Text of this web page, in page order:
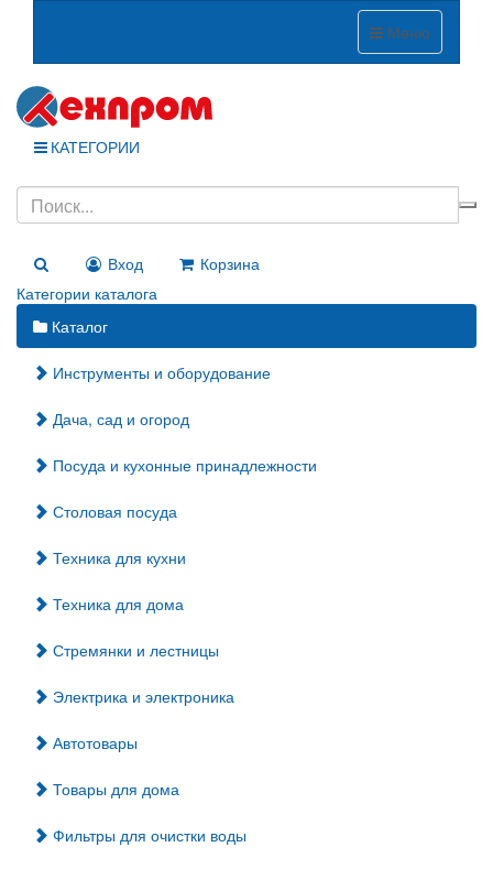
Меню
КАТЕГОРИИ
Вход
Корзина
Категории каталога
Каталог
Инструменты и оборудование
Дача, сад и огород
Посуда и кухонные принадлежности
Столовая посуда
Техника для кухни
Техника для дома
Стремянки и лестницы
Электрика и электроника
Автотовары
Товары для дома
Фильтры для очистки воды